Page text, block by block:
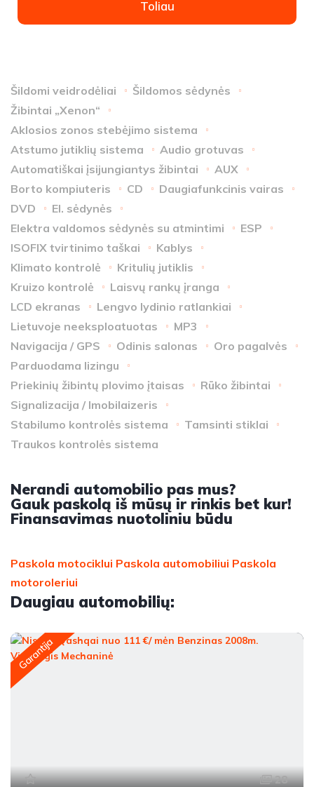
Toliau
Šildomi veidrodėliai
Šildomos sėdynės
Žibintai „Xenon“
Aklosios zonos stebėjimo sistema
Atstumo jutiklių sistema
Audio grotuvas
Automatiškai įsijungiantys žibintai
AUX
Borto kompiuteris
CD
Daugiafunkcinis vairas
DVD
El. sėdynės
Elektra valdomos sėdynės su atmintimi
ESP
ISOFIX tvirtinimo taškai
Kablys
Klimato kontrolė
Kritulių jutiklis
Kruizo kontrolė
Laisvų rankų įranga
LCD ekranas
Lengvo lydinio ratlankiai
Lietuvoje neeksploatuotas
MP3
Navigacija / GPS
Odinis salonas
Oro pagalvės
Parduodama lizingu
Priekinių žibintų plovimo įtaisas
Rūko žibintai
Signalizacija / Imobilaizeris
Stabilumo kontrolės sistema
Tamsinti stiklai
Traukos kontrolės sistema
Nerandi automobilio pas mus?
Gauk paskolą iš mūsų ir rinkis bet kur!
Finansavimas nuotoliniu būdu
Paskola motociklui Paskola automobiliui Paskola
motoroleriui
Daugiau automobilių:
Garantija
28